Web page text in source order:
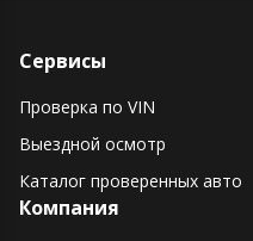
Сервисы
Проверка по VIN
Выездной осмотр
Каталог проверенных авто
Компания